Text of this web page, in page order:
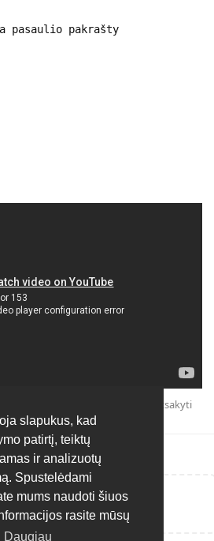
slapukus, kad
patirtį, teiktų
ir analizuotų
Spustelėdami
mums naudoti šiuos
rasite mūsų
Daugiau
pasaulio pakrašty
Atsakyti